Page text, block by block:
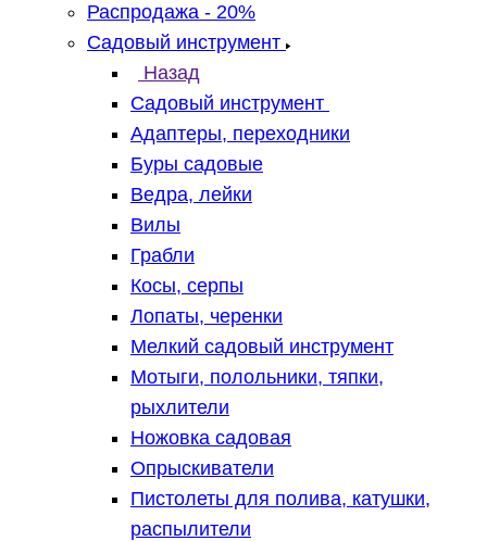
Распродажа - 20%
Садовый инструмент
Назад
Садовый инструмент
Адаптеры, переходники
Буры садовые
Ведра, лейки
Вилы
Грабли
Косы, серпы
Лопаты, черенки
Мелкий садовый инструмент
Мотыги, полольники, тяпки,
рыхлители
Ножовка садовая
Опрыскиватели
Пистолеты для полива, катушки,
распылители